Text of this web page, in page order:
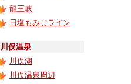
龍王峡
日塩もみじライン
川俣温泉
川俣湖
川俣温泉周辺